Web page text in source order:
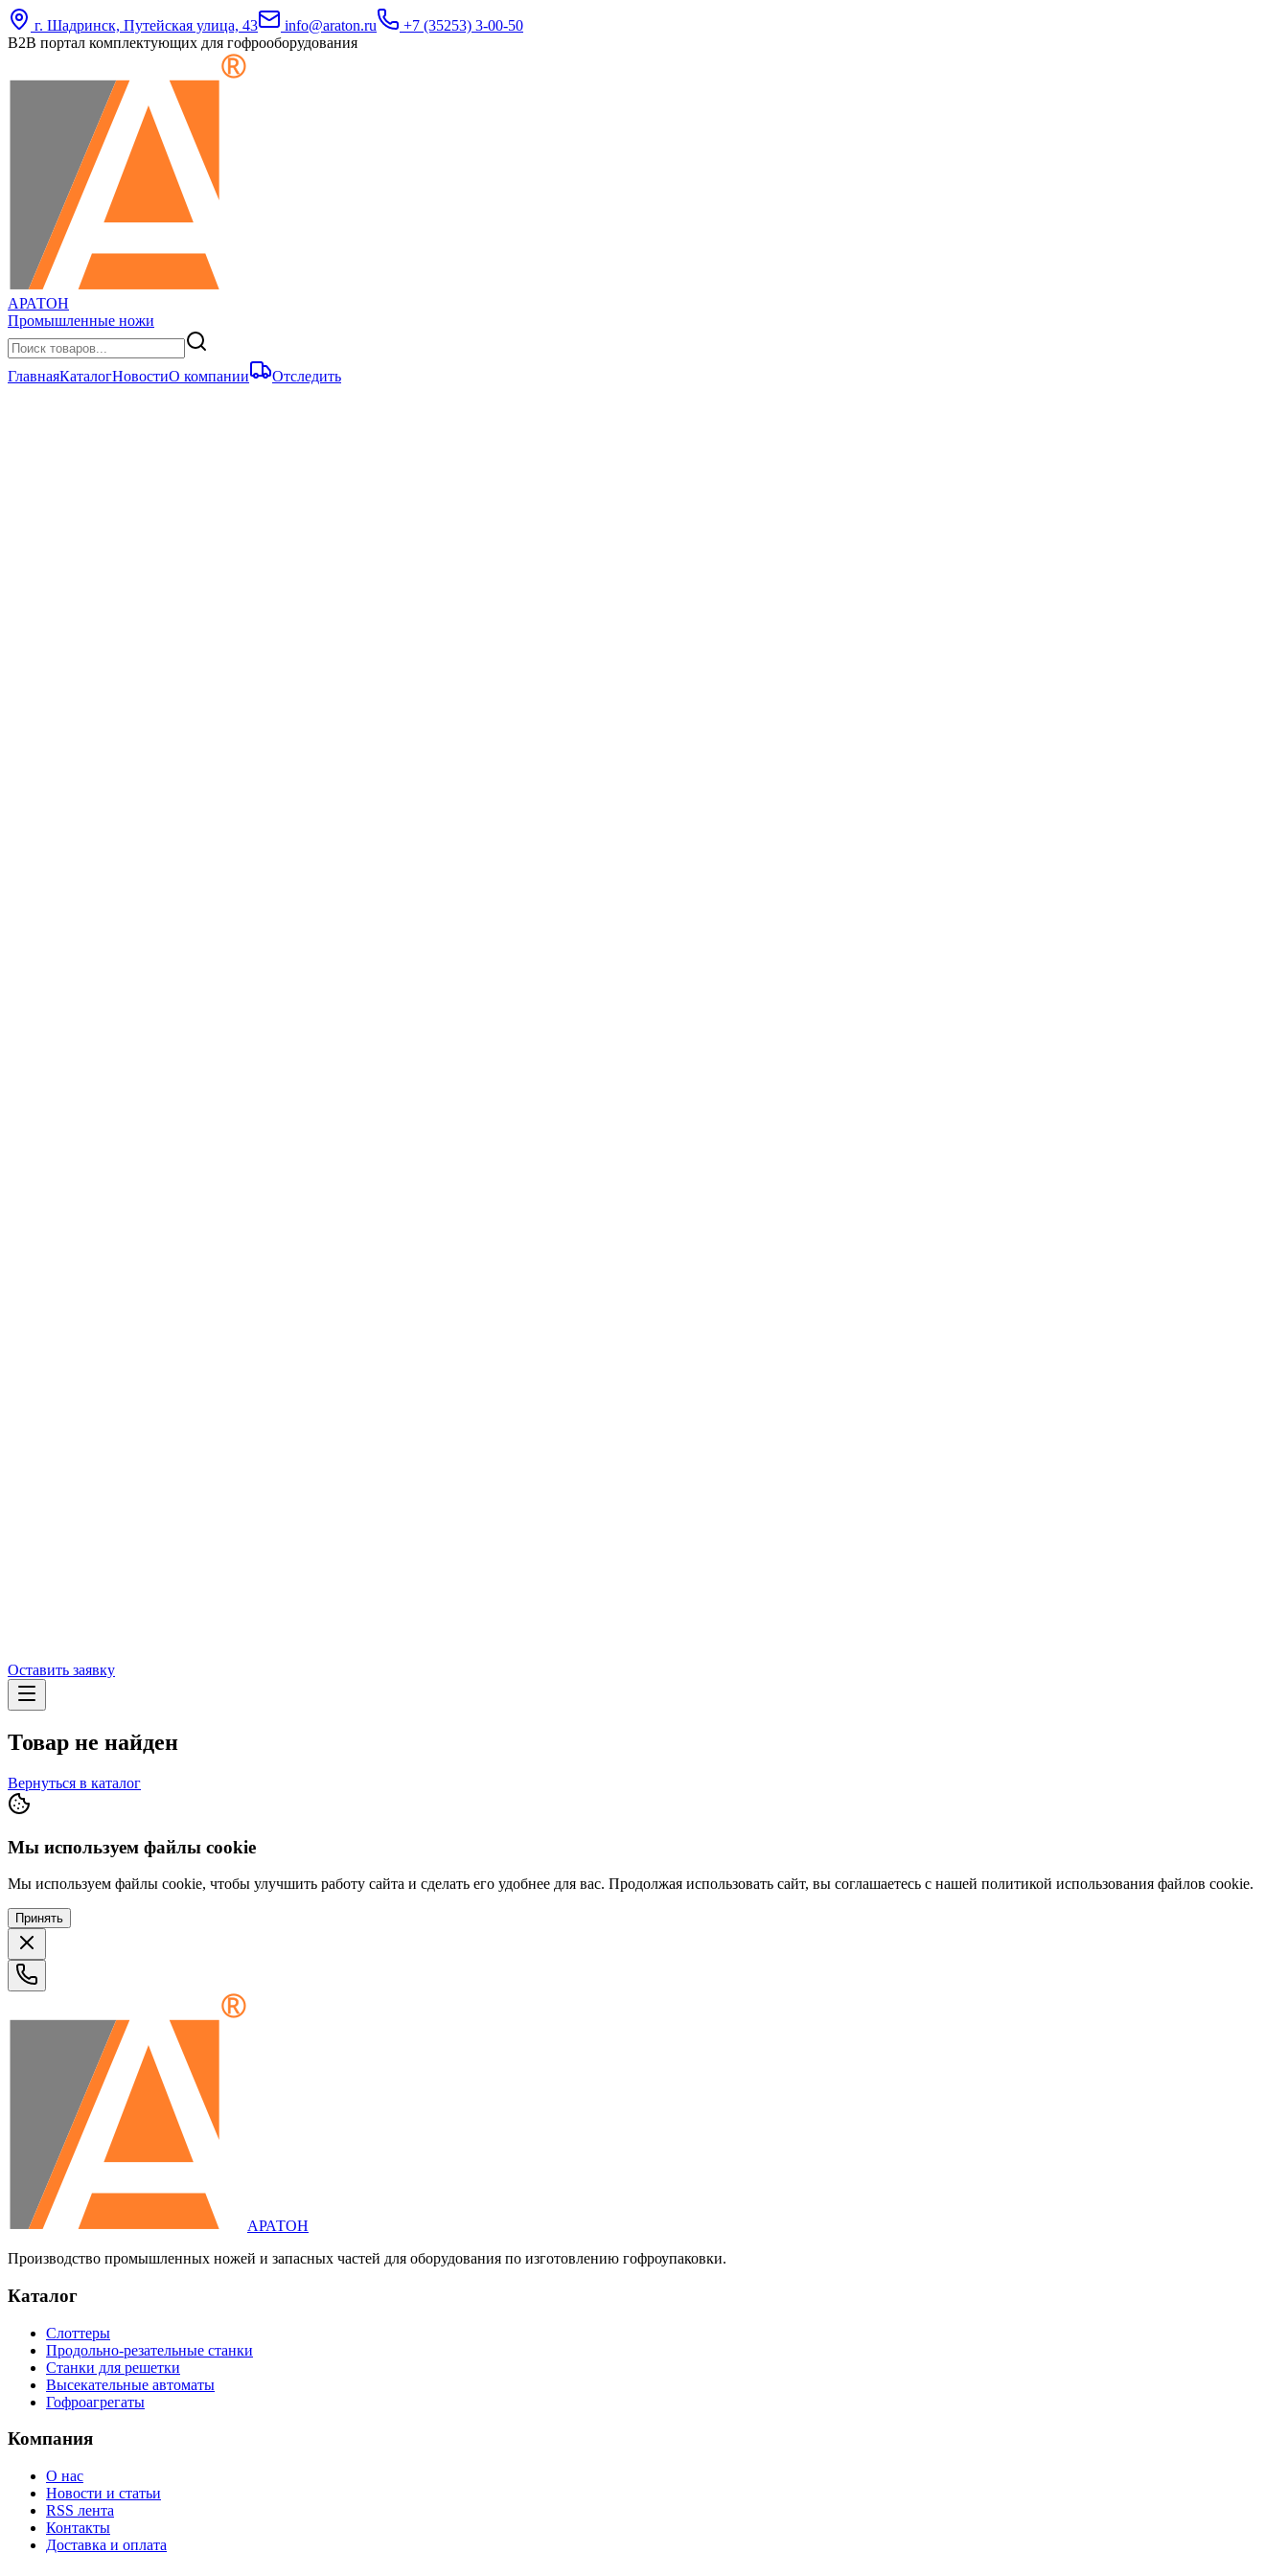
г. Шадринск, Путейская улица, 43 info@araton.ru
+7 (35253) 3-00-50
B2B портал комплектующих для гофрооборудования
АРАТОН
Промышленные ножи
ГлавнаяКаталогНовостиО компании Отследить
Оставить заявку
Товар не найден
Вернуться в каталог
Мы используем файлы cookie
Мы используем файлы cookie, чтобы улучшить работу сайта и сделать его удобнее для вас. Продолжая использовать сайт, вы соглашаетесь с нашей политикой использования файлов cookie.
Принять
АРАТОН
Производство промышленных ножей и запасных частей для оборудования по изготовлению гофроупаковки.
Каталог
Слоттеры
Продольно-резательные станки
Станки для решетки
Высекательные автоматы
Гофроагрегаты
Компания
О нас
Новости и статьи
RSS лента
Контакты
Доставка и оплата